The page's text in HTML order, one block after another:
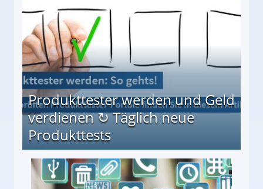
Produkttester werden und Geld
verdienen ↻ Täglich neue
Produkttests
↻ Täglich neue Produkttests